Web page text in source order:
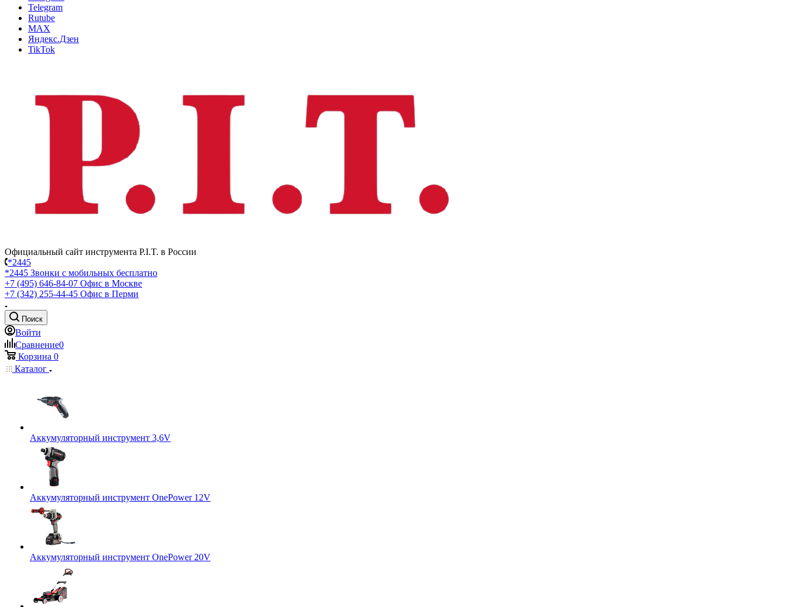
Telegram
Rutube
MAX
Яндекс.Дзен
TikTok
Официальный сайт инструмента P.I.T. в России
*2445
*2445 Звонки с мобильных бесплатно
+7 (495) 646-84-07 Офис в Москве
+7 (342) 255-44-45 Офис в Перми
Поиск
Войти
Сравнение0
Корзина 0
Каталог
Аккумуляторный инструмент 3,6V
Аккумуляторный инструмент OnePower 12V
Аккумуляторный инструмент OnePower 20V